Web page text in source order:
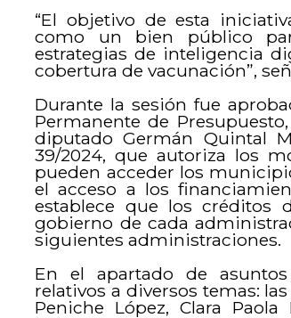
“El objetivo de esta
como un bien público
estrategias de inteligencia
cobertura de vacunación”,
Durante la sesión fue
Permanente de
diputado Germán Quintal
39/2024, que autoriza los
pueden acceder los
el acceso a los
establece que los créditos
gobierno de cada
siguientes administraciones.
En el apartado de
relativos a diversos temas:
Peniche López, Clara